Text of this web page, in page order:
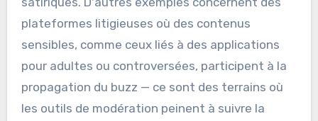
plateformes litigieuses où des contenus
sensibles, comme ceux liés à des applications
pour adultes ou controversées, participent à la
propagation du buzz — ce sont des terrains où
les outils de modération peinent à suivre la